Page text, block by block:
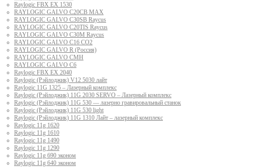
Raylogic FBX EX 1530
RAYLOGIC GALVO С20CB MAX
RAYLOGIC GALVO С30SB Raycus
RAYLOGIC GALVO C20TIS Raycus
RAYLOGIC GALVO С30M Raycus
RAYLOGIC GALVO С16 CO2
RAYLOGIC GALVO R (Россия)
RAYLOGIC GALVO CMH
RAYLOGIC GALVO С6
Raylogic FBX EX 2040
Raylogic (Рэйлоджик) V12 5030 лайт
Raylogic 11G 1325 – Лазерный комплекс
Raylogic (Рэйлоджик) 11G 2030 SERVO – Лазерный комплекс
Raylogic (Рэйлоджик) 11G 530 — лазерно гравировальный станок
Raylogic (Рэйлоджик) 11G 530 light
Raylogic (Рэйлоджик) 11G 1310 Лайт – лазерный комплекс
Raylogic 11g 1620
Raylogic 11g 1610
Raylogic 11g 1490
Raylogic 11g 1290
Raylogic 11g 690 эконом
Raylogic 11g 640 эконом